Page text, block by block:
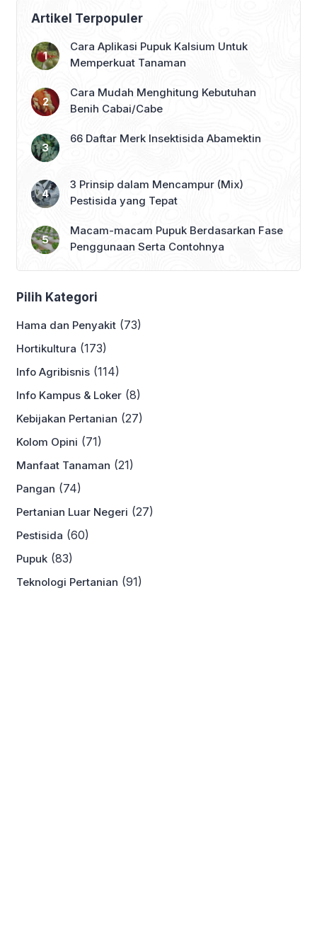
Artikel Terpopuler
Cara Aplikasi Pupuk Kalsium Untuk
Memperkuat Tanaman
Cara Mudah Menghitung Kebutuhan
Benih Cabai/Cabe
66 Daftar Merk Insektisida Abamektin
3 Prinsip dalam Mencampur (Mix)
Pestisida yang Tepat
Macam-macam Pupuk Berdasarkan Fase
Penggunaan Serta Contohnya
Pilih Kategori
Hama dan Penyakit (73)
Hortikultura (173)
Info Agribisnis (114)
Info Kampus & Loker (8)
Kebijakan Pertanian (27)
Kolom Opini (71)
Manfaat Tanaman (21)
Pangan (74)
Pertanian Luar Negeri (27)
Pestisida (60)
Pupuk (83)
Teknologi Pertanian (91)